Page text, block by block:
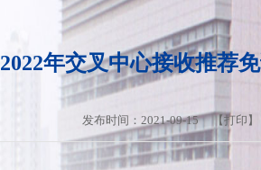
2022年交叉中心接收推荐
发布时间：2021-09-15 【打印